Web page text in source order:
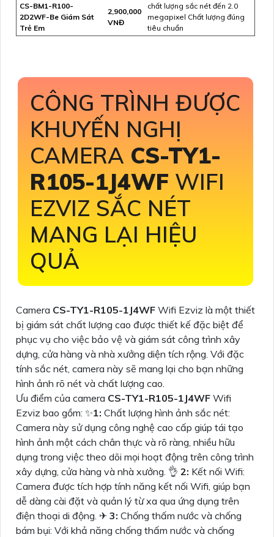
CS-BM1-R100-
2D2WF-Be Giám Sát
Trẻ Em
2,900,000
VNĐ
chất lượng sắc nét đến 2.0
megapixel Chất lượng đúng
tiêu chuẩn
CÔNG TRÌNH ĐƯỢC
KHUYẾN NGHỊ
CAMERA CS-TY1-
R105-1J4WF WIFI
EZVIZ SẮC NÉT
MANG LẠI HIỆU
QUẢ
Camera CS-TY1-R105-1J4WF Wifi Ezviz là một thiết
bị giám sát chất lượng cao được thiết kế đặc biệt để
phục vụ cho việc bảo vệ và giám sát công trình xây
dựng, cửa hàng và nhà xưởng diện tích rộng. Với đặc
tính sắc nét, camera này sẽ mang lại cho bạn những
hình ảnh rõ nét và chất lượng cao.
Ưu điểm của camera CS-TY1-R105-1J4WF Wifi
Ezviz bao gồm: ✨1: Chất lượng hình ảnh sắc nét:
Camera này sử dụng công nghệ cao cấp giúp tái tạo
hình ảnh một cách chân thực và rõ ràng, nhiều hữu
dụng trong việc theo dõi mọi hoạt động trên công trình
xây dựng, cửa hàng và nhà xưởng. 👌 2: Kết nối Wifi:
Camera được tích hợp tính năng kết nối Wifi, giúp bạn
dễ dàng cài đặt và quản lý từ xa qua ứng dụng trên
điện thoại di động. ✈ 3: Chống thấm nước và chống
bám bụi: Với khả năng chống thấm nước và chống